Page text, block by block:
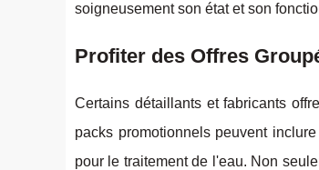
soigneusement son état et son
Profiter des Offres
Certains détaillants et fabricants
packs promotionnels peuvent
pour le traitement de l'eau. Non